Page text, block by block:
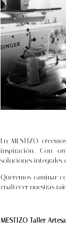
En MESTIZO
inspiración. Con
soluciones
Queremos caminar
enaltecer nuestras
MESTIZO Taller